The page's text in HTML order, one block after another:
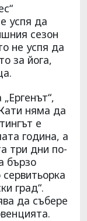
успя да
сезон
не успя да
за йога,
няма да
е
година, а
три дни по-
бързо
град“.
да събере